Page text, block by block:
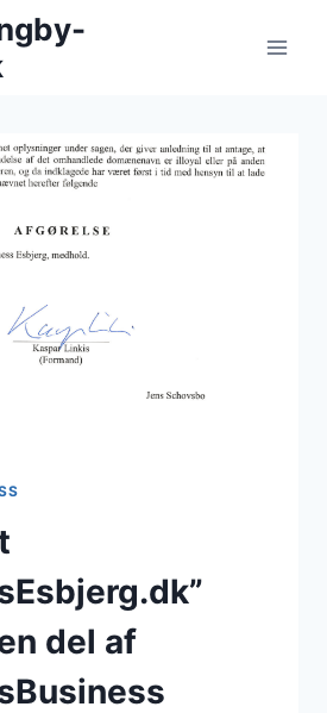
del af